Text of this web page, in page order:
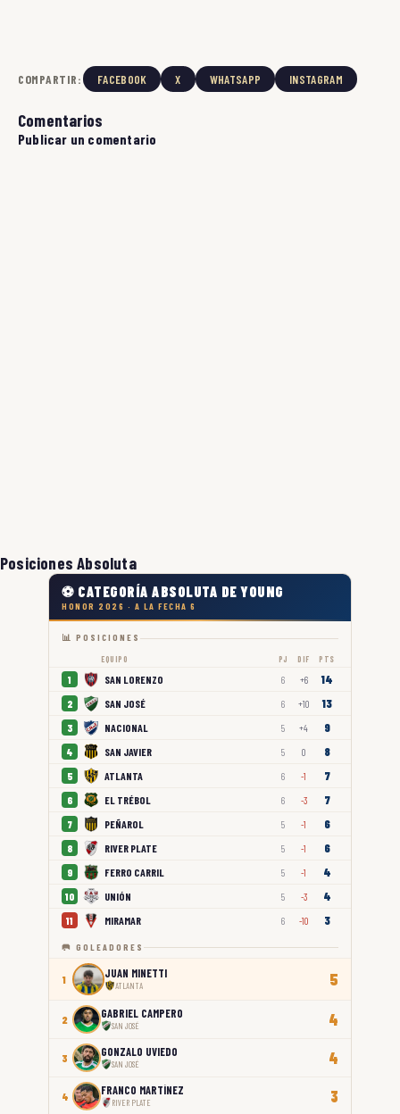
COMPARTIR: FACEBOOK X WHATSAPP INSTAGRAM
Comentarios
Publicar un comentario
Posiciones Absoluta
⚽ CATEGORÍA ABSOLUTA DE YOUNG
HONOR 2026 · A LA FECHA 6
📊 POSICIONES
EQUIPO PJ DIF PTS
1 SAN LORENZO 6 +6 14
2 SAN JOSÉ 6 +10 13
3 NACIONAL 5 +4 9
4 SAN JAVIER 5 0 8
5 ATLANTA 6 -1 7
6 EL TRÉBOL 6 -3 7
7 PEÑAROL 5 -1 6
8 RIVER PLATE 5 -1 6
9 FERRO CARRIL 5 -1 4
10 UNIÓN 5 -3 4
11 MIRAMAR 6 -10 3
🥅 GOLEADORES
1 JUAN MINETTI
ATLANTA 5
2 GABRIEL CAMPERO
SAN JOSÉ 4
3 GONZALO UVIEDO
SAN JOSÉ 4
4 FRANCO MARTÍNEZ
RIVER PLATE 3